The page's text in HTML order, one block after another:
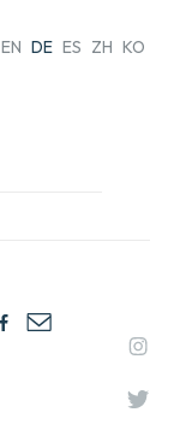
EN DE ES ZH KO